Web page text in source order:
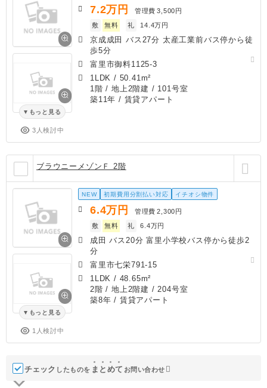
もっと見る
3人検討中
7.2万円 管理費 3,500円
敷
無料 礼 14.4万円
京成成田 バス27分 太産工業前バス停から徒
歩5分
富里市御料1125-3
1LDK / 50.41m²
1階 / 地上2階建 / 101号室
築11年 / 賃貸アパート
ブラウニーメゾンＦ 2階
もっと見る
1人検討中
NEW 初期費用分割払い対応 イチオシ物件
6.4万円 管理費 2,300円
敷
無料 礼 6.4万円
成田 バス20分 富里小学校バス停から徒歩2
分
富里市七栄791-15
1LDK / 48.65m²
2階 / 地上2階建 / 204号室
築8年 / 賃貸アパート
チェック したものを ま と めて お問い合わせ